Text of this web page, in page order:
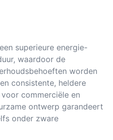
superieure energie-
waardoor de
worden
consistente, heldere
commerciële en
ontwerp garandeert
onder zware